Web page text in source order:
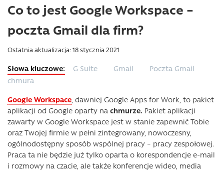
Co to jest Google Workspace –
poczta Gmail dla firm?
Ostatnia aktualizacja: 18 stycznia 2021
G Suite Gmail
Poczta Gmail
chmura
Google Workspace, dawniej Google Apps for Work, to pakiet
aplikacji od Google oparty na chmurze. Pakiet aplikacji
zawarty w Google Workspace jest w stanie zapewnić Tobie
oraz Twojej firmie w pełni zintegrowany, nowoczesny,
ogólnodostępny sposób wspólnej pracy – pracy zespołowej.
Praca ta nie będzie już tylko oparta o korespondencje e-mail
i rozmowy na czacie, ale także konferencje wideo, media